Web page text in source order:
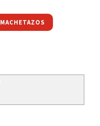
MACHETAZOS